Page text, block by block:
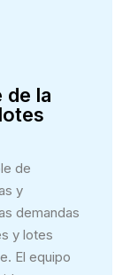
de la
de
y
demandas
y lotes
El equipo